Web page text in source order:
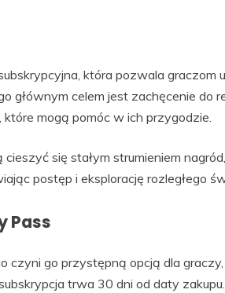
która pozwala graczom
głównym celem jest zachęcenie do
mogą pomóc w ich przygodzie.
się stałym strumieniem
postęp i eksplorację rozległego
Pass
czyni go przystępną opcją dla
trwa 30 dni od daty zakupu.